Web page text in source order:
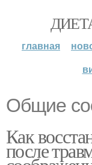
главная
Общие
Как
после